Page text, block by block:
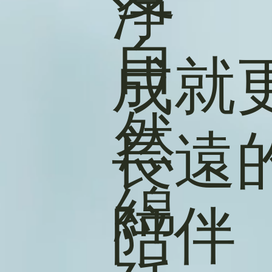
成就
長遠
陪伴
自
然
綿